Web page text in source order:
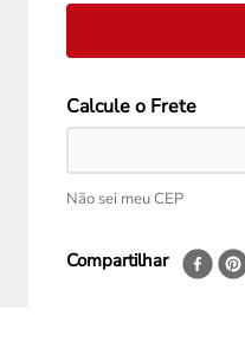
Não sei meu CEP
Compartilhar